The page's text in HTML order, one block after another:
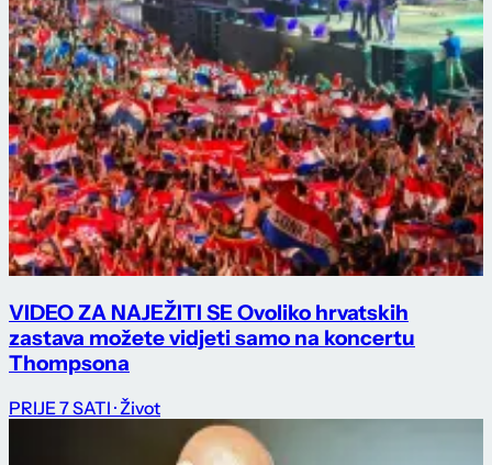
VIDEO ZA NAJEŽITI SE Ovoliko hrvatskih
zastava možete vidjeti samo na koncertu
Thompsona
PRIJE 7 SATI · Život